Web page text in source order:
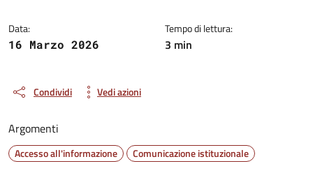
Data:
16 Marzo 2026
Tempo di lettura:
3 min
Condividi Vedi azioni
Argomenti
Accesso all'informazione Comunicazione istituzionale